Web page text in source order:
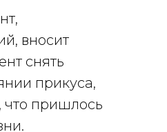
вносит
снять
прикуса,
что пришлось